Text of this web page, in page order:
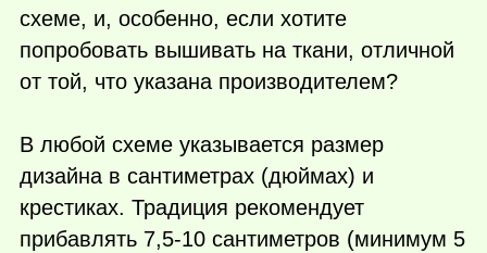
схеме, и, особенно, если хотите
попробовать вышивать на ткани, отличной
от той, что указана производителем?
В любой схеме указывается размер
дизайна в сантиметрах (дюймах) и
крестиках. Традиция рекомендует
прибавлять 7,5-10 сантиметров (минимум 5